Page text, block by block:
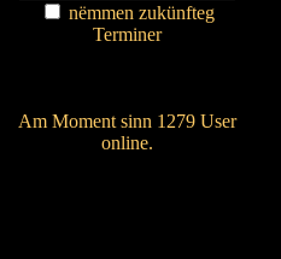
nëmmen zukünfteg
Terminer
Am Moment sinn 1279 User
online.